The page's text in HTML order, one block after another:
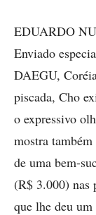
EDUARDO
Enviado
DAEGU,
piscada, Cho
o expressivo
mostra
de uma bem-
(R$ 3.000) nas
que lhe deu